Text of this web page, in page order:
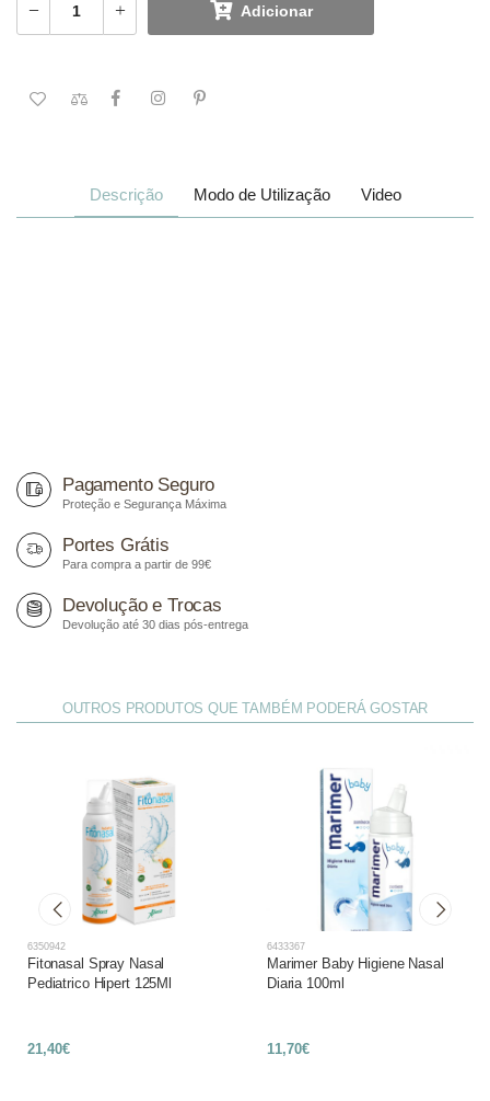
Descrição Modo de Utilização Video
Adicionar
Pagamento Seguro
Proteção e Segurança Máxima
Portes Grátis
Para compra a partir de 99€
Devolução e Trocas
Devolução até 30 dias pós-entrega
OUTROS PRODUTOS QUE TAMBÉM PODERÁ GOSTAR
6350942
Fitonasal Spray Nasal
Pediatrico Hipert 125Ml
21,40€
6433367
Marimer Baby Higiene Nasal
Diaria 100ml
11,70€